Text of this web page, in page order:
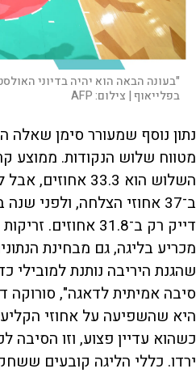
"בעונה הבאה הוא יהיה בדיוני
בפלייאוף | צילום:AFP
נתון נוסף שמעורר סימן שאלה
מטווח שלוש הנקודות. ממוצע
השלוש הוא 33.3
דייק רק ב־31.8
מכריע בליגה, גם מבחינת
שהגנת היריבה נותנת למובילי
סיבה אמיתית לדאגה",
היא שהשפיעה על אחוזי
כשהוא עדיין פצוע, וזו הסיבה
ירדו. כללי הליגה קובעים